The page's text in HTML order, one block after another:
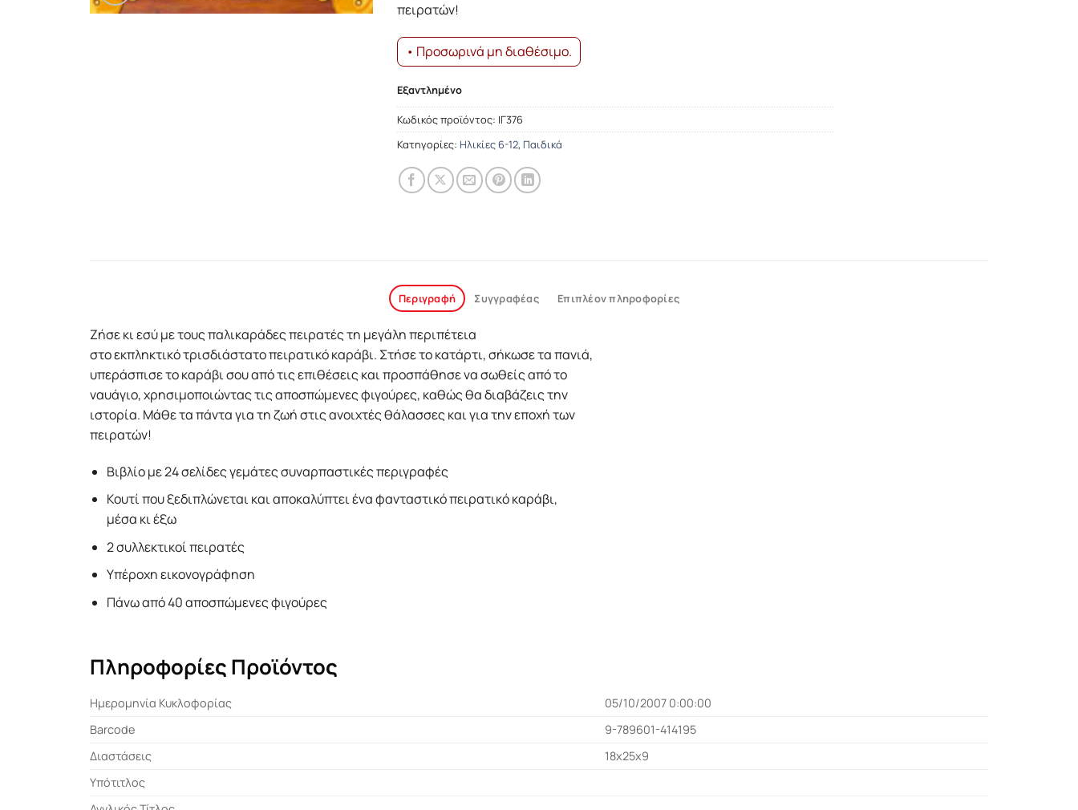
πειρατών!
• Προσωρινά μη διαθέσιμο.
Εξαντλημένο
Κωδικός προϊόντος: ΙΓ376
Κατηγορίες: Ηλικίες 6-12, Παιδικά
Περιγραφή Συγγραφέας Επιπλέον πληροφορίες
Zήσε κι εσύ με τους παλικαράδες πειρατές τη μεγάλη περιπέτεια
στο εκπληκτικό τρισδιάστατο πειρατικό καράβι. Στήσε το κατάρτι, σήκωσε τα πανιά,
υπεράσπισε το καράβι σου από τις επιθέσεις και προσπάθησε να σωθείς από το
ναυάγιο, χρησιμοποιώντας τις αποσπώμενες φιγούρες, καθώς θα διαβάζεις την
ιστορία. Μάθε τα πάντα για τη ζωή στις ανοιχτές θάλασσες και για την εποχή των
πειρατών!
Βιβλίο με 24 σελίδες γεμάτες συναρπαστικές περιγραφές
Κουτί που ξεδιπλώνεται και αποκαλύπτει ένα φανταστικό πειρατικό καράβι,
μέσα κι έξω
2 συλλεκτικοί πειρατές
Υπέροχη εικονογράφηση
Πάνω από 40 αποσπώμενες φιγούρες
Πληροφορίες Προϊόντος
Ημερομηνία Κυκλοφορίας
05/10/2007 0:00:00
Barcode
9-789601-414195
Διαστάσεις
18x25x9
Υπότιτλος